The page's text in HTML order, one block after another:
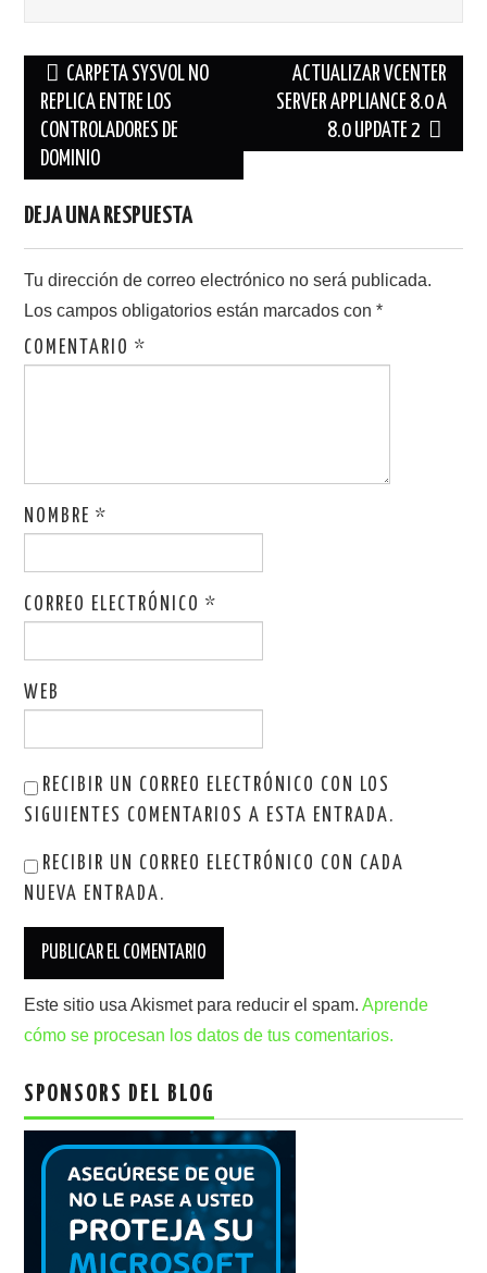
Navegación
de
entradas
CARPETA SYSVOL NO
REPLICA ENTRE LOS
CONTROLADORES DE
DOMINIO
ACTUALIZAR VCENTER
SERVER APPLIANCE 8.0 A
8.0 UPDATE 2
DEJA UNA RESPUESTA
Tu dirección de correo electrónico no será publicada.
Los campos obligatorios están marcados con*
COMENTARIO*
NOMBRE*
CORREO ELECTRÓNICO*
WEB
RECIBIR UN CORREO ELECTRÓNICO CON LOS
SIGUIENTES COMENTARIOS A ESTA ENTRADA.
RECIBIR UN CORREO ELECTRÓNICO CON CADA
NUEVA ENTRADA.
Este sitio usa Akismet para reducir el spam.Aprende
cómo se procesan los datos de tus comentarios.
SPONSORS DEL BLOG